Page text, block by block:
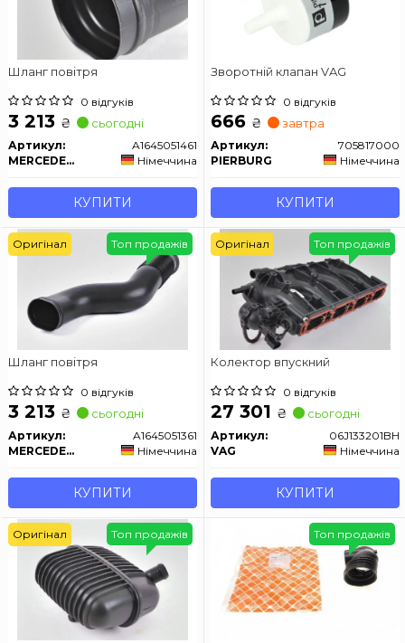
Шланг повітря
0 відгуків
3 213 ₴ сьогодні
Артикул:
A1645051461
MERCEDES-BENZ
Німеччина
КУПИТИ
Зворотній клапан VAG
0 відгуків
666 ₴ завтра
Артикул:
705817000
PIERBURG
Німеччина
КУПИТИ
Шланг повітря
0 відгуків
3 213 ₴ сьогодні
Артикул:
A1645051361
MERCEDES-BENZ
Німеччина
КУПИТИ
Топ продажів
Оригінал
Колектор впускний
0 відгуків
27 301 ₴ сьогодні
Артикул:
06J133201BH
VAG
Німеччина
КУПИТИ
Топ продажів
Оригінал
Топ продажів
Оригінал Топ продажів